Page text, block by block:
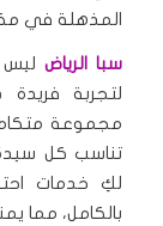
المذهلة في
سبا الرياضليس
لتجربة
مجموعة
تناسب كل
لكِ خدمات
بالكامل، مما